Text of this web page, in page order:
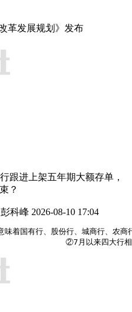
革发展规划》发布
跟进上架五年期大额存单，
？
科峰 2026-08-10 17:04
着国有行、股份行、城商行、农商
②7月以来四大行相继重